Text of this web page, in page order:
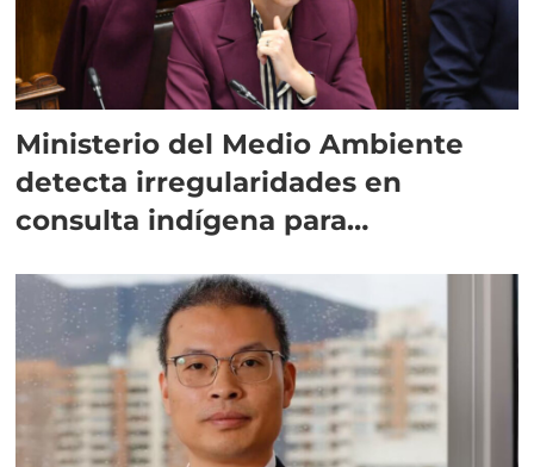
Ministerio del Medio Ambiente
detecta irregularidades en
consulta indígena para